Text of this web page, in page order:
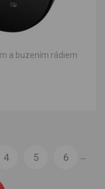
a buzením rádiem
4 5 6 ...